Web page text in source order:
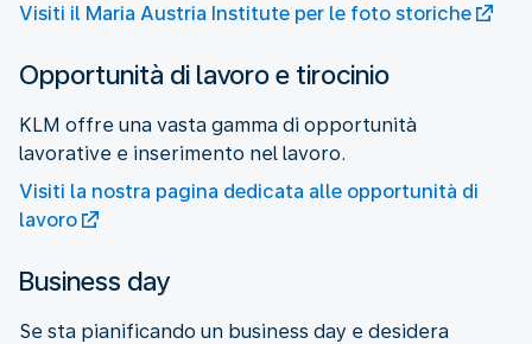
Visiti il Maria Austria Institute per le foto storiche
Opportunità di lavoro e tirocinio
KLM offre una vasta gamma di opportunità
lavorative e inserimento nel lavoro.
Visiti la nostra pagina dedicata alle opportunità di
lavoro
Business day
Se sta pianificando un business day e desidera